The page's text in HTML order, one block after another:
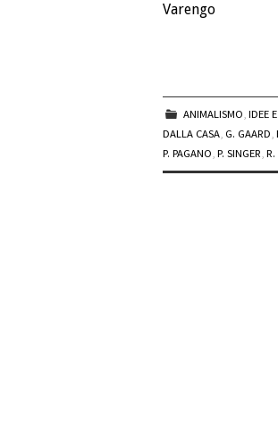
Varengo
ANIMALISMO,IDEE
DALLA CASA, G. GAARD,
P. PAGANO, P. SINGER, R.